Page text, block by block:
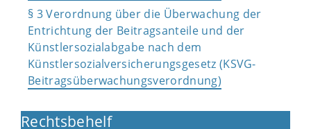
§ 3 Verordnung über die Überwachung der
Entrichtung der Beitragsanteile und der
Künstlersozialabgabe nach dem
Künstlersozialversicherungsgesetz (KSVG-
Beitragsüberwachungsverordnung)
Rechtsbehelf